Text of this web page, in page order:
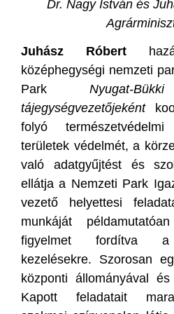
Dr. Nagy István és
Juhász Róbert
középhegységi nemzeti
Park Nyugat-
tájegységvezetőjeként
folyó
területek védelmét, a
való adatgyűjtést és
ellátja a Nemzeti Park
vezető helyettesi
munkáját
figyelmet fordítva a
kezelésekre. Szorosan
központi állományával
Kapott feladatait